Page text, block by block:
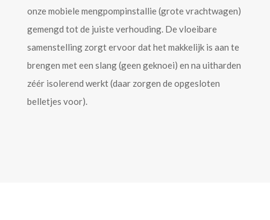
onze mobiele mengpompinstallie (grote vrachtwagen)
gemengd tot de juiste verhouding. De vloeibare
samenstelling zorgt ervoor dat het makkelijk is aan te
brengen met een slang (geen geknoei) en na uitharden
zéér isolerend werkt (daar zorgen de opgesloten
belletjes voor).